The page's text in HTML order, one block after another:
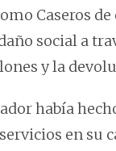
Caseros
social a
y la
había
en su